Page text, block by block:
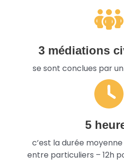
3médiations
se sont conclues par
5
c’est la durée
entre particuliers – 12h